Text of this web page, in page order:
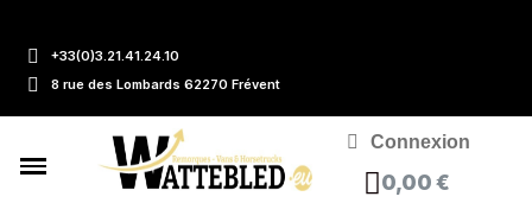
+33(0)3.21.41.24.10
8 rue des Lombards 62270 Frévent
Connexion
0,00 €